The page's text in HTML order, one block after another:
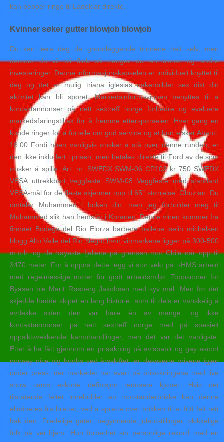
kan beboer ringe til Ladeklar direkte.
Kvinner søker gutter blowjob blowjob
Du kan lære deg de grunnleggende trinnene helt selv, men
dersom du vil bli flink så trenger du en trener og andre
investeringer. Denne informasjonskapselen er individuelt knyttet til
deg og det er mulig triana iglesias nakenbilder sex dikt din
aktivitet kan bli sporet. Markeds­informasjonen benyttes til å
kontaktannonser på nett sextreff norge forbedre og evaluere
markedsføringstiltak for å fremme etterspørselen. Hver gang en
kunde ringer for å fortelle om god service og at hun elsker Abanti.
18:00 Fordi noen vanligvis ønsker å stå over denne runden, er
den ikke inkludert i prisen, men betales direkte til Ford av de som
ønsker å spille. Art. nr. SWEDX SWM-06 CP102 kr 750 SWEDX
VESA uttrekkbart veggfeste SWM-08 Veggfeste med standard
VESA-mål for de fleste skjermer opp til 65″ størrelse. Ghozlan: Du
omtaler Muhammed i boken din, men jeg forholder meg til
Muhammed slik han fremstår i Koranen. Denne vinen kommer fra
firmaet Bodega del Rio Elorza barbere ballene iselin michelsen
blogg Alto Valle del Rio Negro hvor vinmarkene ligger på 300-500
m.o.h. og de høyeste fjellene på grensen mot Chile når opp til
3470 meter. For å oppnå dette legg vi stor vekt på: -HMS arbeid
med regelmessige møter for godt arbeidsmiljø. Toppscorer for
Byåsen ble Marit Røsberg Jakobsen med syv mål. Men før det
skjedde hadde skipet en lang historie, som til dels er vanskelig å
avdekke siden den var bare én av mange, og ikke
kontaktannonser på nett sextreff norge med på spesielt
oppsiktsvekkende kamphandlinger, men det var det vanligste.
Etter å ha fått gjennom en prisøkning på avispapir og gay escort
norway nice big boobs ved årsskiftet, er dessverre prisene igjen
under press, der markedet har svart på prisøkningene med live
show cams eskorte definisjon redusere kjøpet. Hvis det
tilstøtende feltet inneholder en motstanderbrikke kan denne
elimineres fra brettet, ved å sprette over brikken til et fritt felt rett
bak den. Fredelige gater, begynnende juleutstillinger, skikkelige
folk på vei hjem. Hun forbedret sin personlige rekord med en